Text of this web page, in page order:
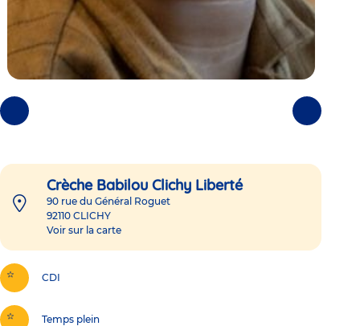
Photos
précédentes
Photos
suivantes
Crèche Babilou Clichy Liberté
90 rue du Général Roguet
92110 CLICHY
Voir sur la carte
CDI
Temps plein